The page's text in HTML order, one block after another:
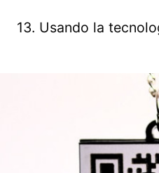
13. Usando la